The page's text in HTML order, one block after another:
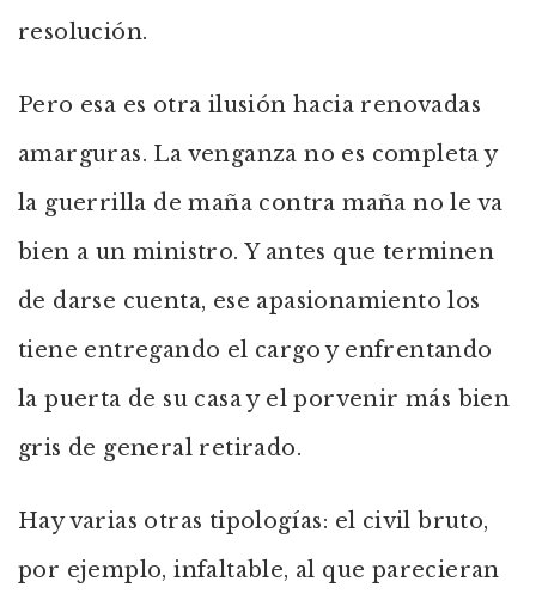
resolución.
Pero esa es otra ilusión hacia renovadas
amarguras. La venganza no es completa y
la guerrilla de maña contra maña no le va
bien a un ministro. Y antes que terminen
de darse cuenta, ese apasionamiento los
tiene entregando el cargo y enfrentando
la puerta de su casa y el porvenir más bien
gris de general retirado.
Hay varias otras tipologías: el civil bruto,
por ejemplo, infaltable, al que parecieran